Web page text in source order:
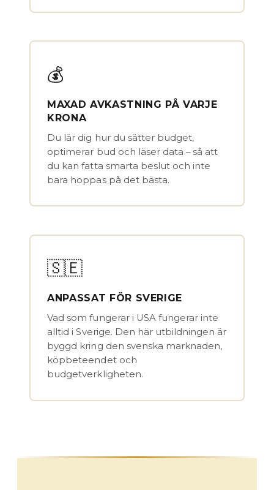
💰
MAXAD AVKASTNING PÅ VARJE
KRONA
Du lär dig hur du sätter budget,
optimerar bud och läser data – så att
du kan fatta smarta beslut och inte
bara hoppas på det bästa.
🇸🇪
ANPASSAT FÖR SVERIGE
Vad som fungerar i USA fungerar inte
alltid i Sverige. Den här utbildningen är
byggd kring den svenska marknaden,
köpbeteendet och
budgetverkligheten.